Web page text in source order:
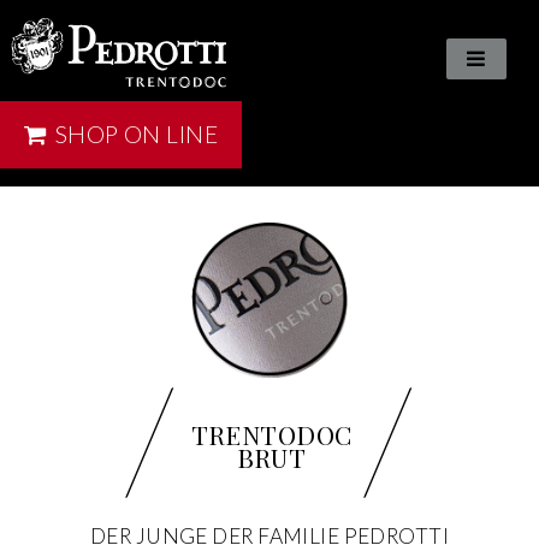
SHOP ON LINE
/ TRENTODOC
BRUT /
DER JUNGE DER FAMILIE PEDROTTI